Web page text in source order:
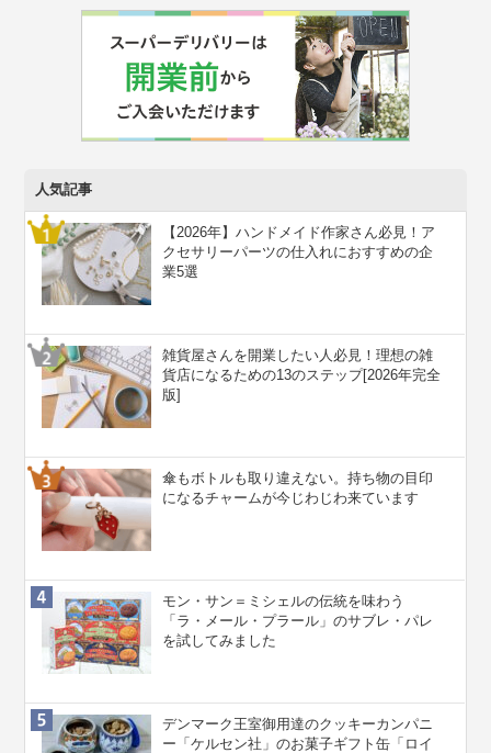
人気記事
【2026年】ハンドメイド作家さん必見！ア
クセサリーパーツの仕入れにおすすめの企
業5選
雑貨屋さんを開業したい人必見！理想の雑
貨店になるための13のステップ[2026年完全
版]
傘もボトルも取り違えない。持ち物の目印
になるチャームが今じわじわ来ています
モン・サン＝ミシェルの伝統を味わう
「ラ・メール・プラール」のサブレ・パレ
を試してみました
デンマーク王室御用達のクッキーカンパニ
ー「ケルセン社」のお菓子ギフト缶「ロイ